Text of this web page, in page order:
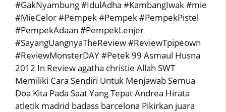
#GakNyambung #IdulAdha #KambangIwak #mie
#MieCelor #Pempek #Pempek #PempekPistel
#PempekAdaan #PempekLenjer
#SayangUangnyaTheReview #ReviewTpipeown
#ReviewMonsterDAY #Petek 99 Asmaul Husna
2012 In Review agatha christie Allah SWT
Memiliki Cara Sendiri Untuk Menjawab Semua
Doa Kita Pada Saat Yang Tepat Andrea Hirata
atletik madrid badass barcelona Pikirkan juara